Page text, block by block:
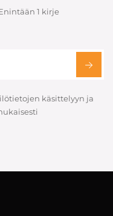
1 kirje
käsittelyyn ja